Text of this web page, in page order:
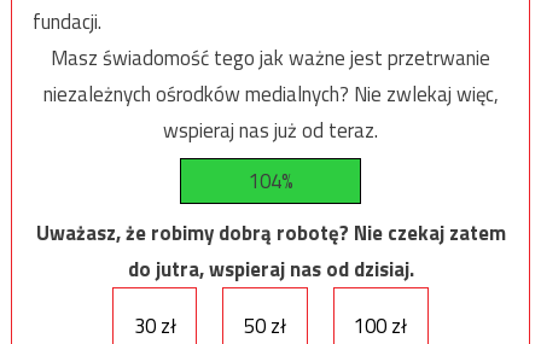
fundacji.
Masz świadomość tego jak ważne jest przetrwanie
niezależnych ośrodków medialnych? Nie zwlekaj więc,
wspieraj nas już od teraz.
104%
Uważasz, że robimy dobrą robotę? Nie czekaj zatem
do jutra, wspieraj nas od dzisiaj.
30 zł
50 zł 100 zł